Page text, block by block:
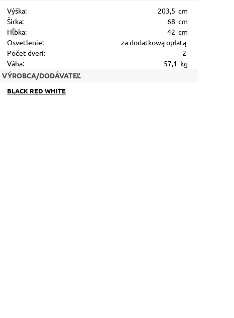
Výška:
203,5 cm
Šírka:
68 cm
Hĺbka:
42 cm
Osvetlenie:
za dodatkową opłatą
Počet dverí:
2
Váha:
57,1 kg
VÝROBCA/DODÁVATEĽ
BLACK RED WHITE